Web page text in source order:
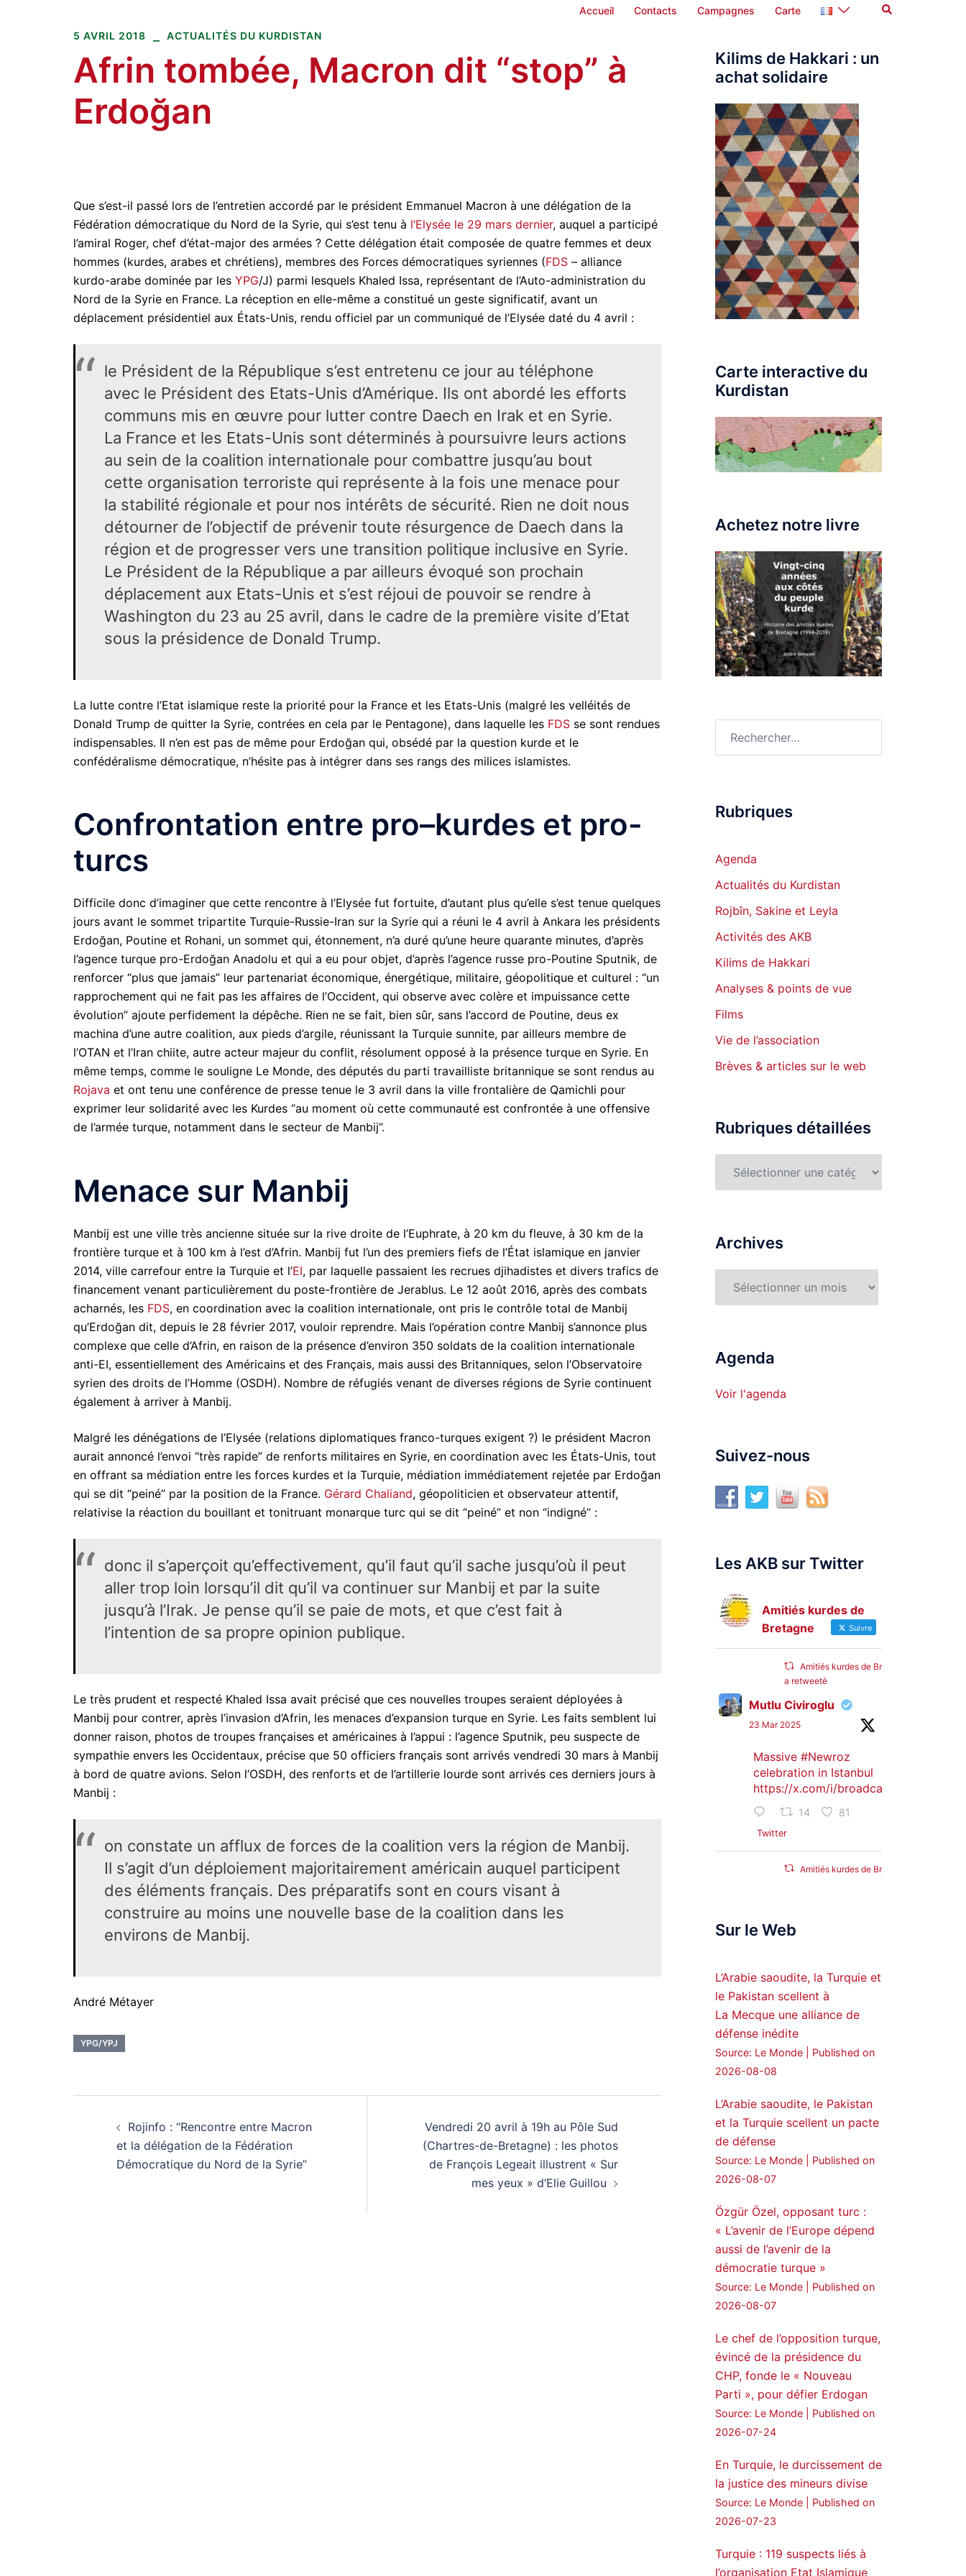
Accueil Contacts Campagnes Carte Rechercher
5 AVRIL 2018 ACTUALITÉS DU KURDISTAN
Afrin tombée, Macron dit “stop” à
Erdoğan
Que s’est-il passé lors de l’entretien accordé par le président Emmanuel Macron à une délégation de la
Fédération démocratique du Nord de la Syrie, qui s’est tenu à l’Elysée le 29 mars dernier, auquel a participé
l’amiral Roger, chef d’état-major des armées ? Cette délégation était composée de quatre femmes et deux
hommes (kurdes, arabes et chrétiens), membres des Forces démocratiques syriennes (FDS – alliance
kurdo-arabe dominée par les YPG/J) parmi lesquels Khaled Issa, représentant de l’Auto-administration du
Nord de la Syrie en France. La réception en elle-même a constitué un geste significatif, avant un
déplacement présidentiel aux États-Unis, rendu officiel par un communiqué de l’Elysée daté du 4 avril :
le Président de la République s’est entretenu ce jour au téléphone
avec le Président des Etats-Unis d’Amérique. Ils ont abordé les efforts
communs mis en œuvre pour lutter contre Daech en Irak et en Syrie.
La France et les Etats-Unis sont déterminés à poursuivre leurs actions
au sein de la coalition internationale pour combattre jusqu’au bout
cette organisation terroriste qui représente à la fois une menace pour
la stabilité régionale et pour nos intérêts de sécurité. Rien ne doit nous
détourner de l’objectif de prévenir toute résurgence de Daech dans la
région et de progresser vers une transition politique inclusive en Syrie.
Le Président de la République a par ailleurs évoqué son prochain
déplacement aux Etats-Unis et s’est réjoui de pouvoir se rendre à
Washington du 23 au 25 avril, dans le cadre de la première visite d’Etat
sous la présidence de Donald Trump.
La lutte contre l’Etat islamique reste la priorité pour la France et les Etats-Unis (malgré les velléités de
Donald Trump de quitter la Syrie, contrées en cela par le Pentagone), dans laquelle les FDS se sont rendues
indispensables. Il n’en est pas de même pour Erdoğan qui, obsédé par la question kurde et le
confédéralisme démocratique, n’hésite pas à intégrer dans ses rangs des milices islamistes.
Confrontation entre pro–kurdes et pro-
turcs
Difficile donc d’imaginer que cette rencontre à l’Elysée fut fortuite, d’autant plus qu’elle s’est tenue quelques
jours avant le sommet tripartite Turquie-Russie-Iran sur la Syrie qui a réuni le 4 avril à Ankara les présidents
Erdoğan, Poutine et Rohani, un sommet qui, étonnement, n’a duré qu’une heure quarante minutes, d’après
l’agence turque pro-Erdoğan Anadolu et qui a eu pour objet, d’après l’agence russe pro-Poutine Sputnik, de
renforcer “plus que jamais” leur partenariat économique, énergétique, militaire, géopolitique et culturel : “un
rapprochement qui ne fait pas les affaires de l’Occident, qui observe avec colère et impuissance cette
évolution” ajoute perfidement la dépêche. Rien ne se fait, bien sûr, sans l’accord de Poutine, deus ex
machina d’une autre coalition, aux pieds d’argile, réunissant la Turquie sunnite, par ailleurs membre de
l’OTAN et l’Iran chiite, autre acteur majeur du conflit, résolument opposé à la présence turque en Syrie. En
même temps, comme le souligne Le Monde, des députés du parti travailliste britannique se sont rendus au
Rojava et ont tenu une conférence de presse tenue le 3 avril dans la ville frontalière de Qamichli pour
exprimer leur solidarité avec les Kurdes “au moment où cette communauté est confrontée à une offensive
de l’armée turque, notamment dans le secteur de Manbij”.
Menace sur Manbij
Manbij est une ville très ancienne située sur la rive droite de l’Euphrate, à 20 km du fleuve, à 30 km de la
frontière turque et à 100 km à l’est d’Afrin. Manbij fut l’un des premiers fiefs de l’État islamique en janvier
2014, ville carrefour entre la Turquie et l’EI, par laquelle passaient les recrues djihadistes et divers trafics de
financement venant particulièrement du poste-frontière de Jerablus. Le 12 août 2016, après des combats
acharnés, les FDS, en coordination avec la coalition internationale, ont pris le contrôle total de Manbij
qu’Erdoğan dit, depuis le 28 février 2017, vouloir reprendre. Mais l’opération contre Manbij s’annonce plus
complexe que celle d’Afrin, en raison de la présence d’environ 350 soldats de la coalition internationale
anti-EI, essentiellement des Américains et des Français, mais aussi des Britanniques, selon l’Observatoire
syrien des droits de l’Homme (OSDH). Nombre de réfugiés venant de diverses régions de Syrie continuent
également à arriver à Manbij.
Malgré les dénégations de l’Elysée (relations diplomatiques franco-turques exigent ?) le président Macron
aurait annoncé l’envoi “très rapide” de renforts militaires en Syrie, en coordination avec les États-Unis, tout
en offrant sa médiation entre les forces kurdes et la Turquie, médiation immédiatement rejetée par Erdoğan
qui se dit “peiné” par la position de la France. Gérard Chaliand, géopoliticien et observateur attentif,
relativise la réaction du bouillant et tonitruant monarque turc qui se dit “peiné” et non “indigné” :
donc il s’aperçoit qu’effectivement, qu’il faut qu’il sache jusqu’où il peut
aller trop loin lorsqu’il dit qu’il va continuer sur Manbij et par la suite
jusqu’à l’Irak. Je pense qu’il se paie de mots, et que c’est fait à
l’intention de sa propre opinion publique.
Le très prudent et respecté Khaled Issa avait précisé que ces nouvelles troupes seraient déployées à
Manbij pour contrer, après l’invasion d’Afrin, les menaces d’expansion turque en Syrie. Les faits semblent lui
donner raison, photos de troupes françaises et américaines à l’appui : l’agence Sputnik, peu suspecte de
sympathie envers les Occidentaux, précise que 50 officiers français sont arrivés vendredi 30 mars à Manbij
à bord de quatre avions. Selon l’OSDH, des renforts et de l’artillerie lourde sont arrivés ces derniers jours à
Manbij :
on constate un afflux de forces de la coalition vers la région de Manbij.
Il s’agit d’un déploiement majoritairement américain auquel participent
des éléments français. Des préparatifs sont en cours visant à
construire au moins une nouvelle base de la coalition dans les
environs de Manbij.
André Métayer
YPG/YPJ
Navigation
d’article
Rojinfo : “Rencontre entre Macron
et la délégation de la Fédération
Démocratique du Nord de la Syrie”
Vendredi 20 avril à 19h au Pôle Sud
(Chartres-de-Bretagne) : les photos
de François Legeait illustrent « Sur
mes yeux » d’Elie Guillou
Kilims de Hakkari : un
achat solidaire
Carte interactive du
Kurdistan
Achetez notre livre
Rubriques
Agenda
Actualités du Kurdistan
Rojbîn, Sakine et Leyla
Activités des AKB
Kilims de Hakkari
Analyses & points de vue
Films
Vie de l’association
Brèves & articles sur le web
Rubriques détaillées
Archives
Agenda
Voir l'agenda
Suivez-nous
Les AKB sur Twitter
Amitiés kurdes de
Bretagne
Suivre
Amitiés kurdes de Bretagne
a retweeté
Mutlu Civiroglu
23 Mar 2025
Massive #Newroz
celebration in Istanbul
https://x.com/i/broadcasts/
14 81
Twitter
Amitiés kurdes de Bretagne
25 Jan 2025
Forces, SDF appoints
hauro Abgar Daoud
Syriac Military Council,
MFS as official
spokesperson. We
wish you success
ܟܫܝܪܘܬܐ ܒܘܠܝܬܐ ܚܘܪܐ
ܐܒܓܪ
28 249
Twitter
Amitiés kurdes de Bretagne
a retweeté
MedyaNews
24 Jan 2025
🔴DEM Party Imrali
on Abdullah Öcalan meeting
#AbdullahÖcalan
#PeaceProcess #ImralıIsland
🔗https://medyanews.rs/h4lwBwQ
Twitter
Voir plus...
Sur le Web
L’Arabie saoudite, la Turquie et
le Pakistan scellent à
La Mecque une alliance de
défense inédite
Source: Le Monde
Published on
2026-08-08
L’Arabie saoudite, le Pakistan
et la Turquie scellent un pacte
de défense
Source: Le Monde
Published on
2026-08-07
Özgür Özel, opposant turc :
« L’avenir de l’Europe dépend
aussi de l’avenir de la
démocratie turque »
Source: Le Monde
Published on
2026-08-07
Le chef de l’opposition turque,
évincé de la présidence du
CHP, fonde le « Nouveau
Parti », pour défier Erdogan
Source: Le Monde
Published on
2026-07-24
En Turquie, le durcissement de
la justice des mineurs divise
Source: Le Monde
Published on
2026-07-23
Turquie : 119 suspects liés à
l’organisation Etat Islamique